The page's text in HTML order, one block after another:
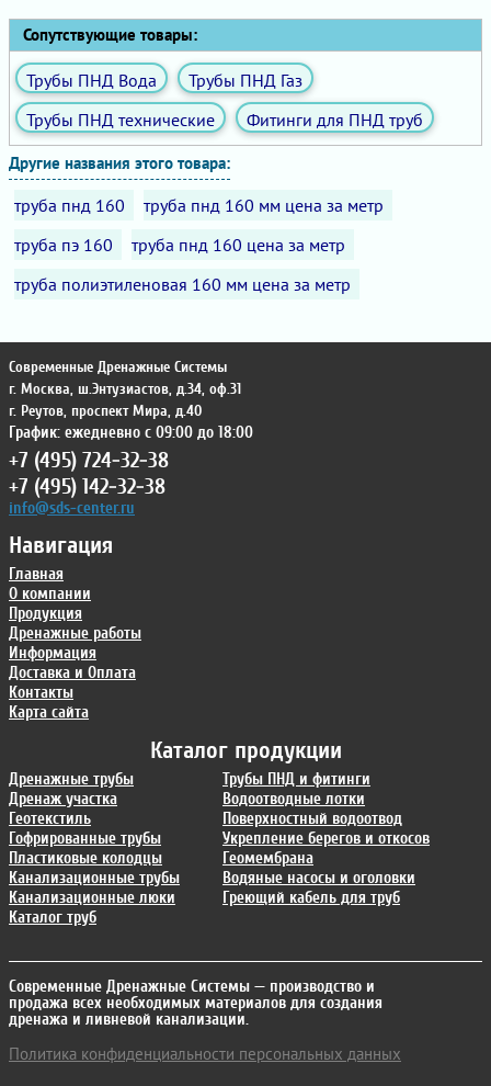
Сопутствующие товары:
Трубы ПНД Вода
Трубы ПНД Газ
Трубы ПНД технические
Фитинги для ПНД труб
Другие названия этого товара:
труба пнд 160
труба пнд 160 мм цена за метр
труба пэ 160
труба пнд 160 цена за метр
труба полиэтиленовая 160 мм цена за метр
Каталог продукции
Дренажные трубы
Дренаж участка
Геотекстиль
Гофрированные трубы
Пластиковые колодцы
Канализационные трубы
Канализационные люки
Каталог труб
Трубы ПНД и фитинги
Водоотводные лотки
Поверхностный водоотвод
Укрепление берегов и откосов
Геомембрана
Водяные насосы и оголовки
Греющий кабель для труб
Навигация
Главная
О компании
Продукция
Дренажные работы
Информация
Доставка и Оплата
Контакты
Карта сайта
Современные Дренажные Системы
г. Москва, ш.Энтузиастов, д.34, оф.31
г. Реутов, проспект Мира, д.40
График: ежедневно с 09:00 до 18:00
+7 (495) 724-32-38
+7 (495) 142-32-38
info@sds-center.ru
Современные Дренажные Системы — производство и
продажа всех необходимых материалов для создания
дренажа и ливневой канализации.
Политика конфиденциальности персональных данных